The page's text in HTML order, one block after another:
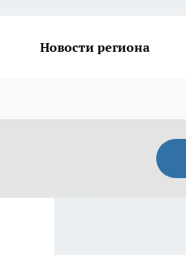
Новости региона